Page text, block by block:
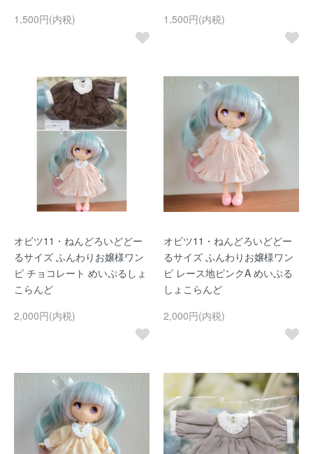
1,500円(内税)
1,500円(内税)
オビツ11・ねんどろいどどー
るサイズ ふんわりお嬢様ワン
ピ チョコレート めいぷるしょ
こらんど
2,000円(内税)
オビツ11・ねんどろいどどー
るサイズ ふんわりお嬢様ワン
ピ レース地ピンクA めいぷる
しょこらんど
2,000円(内税)